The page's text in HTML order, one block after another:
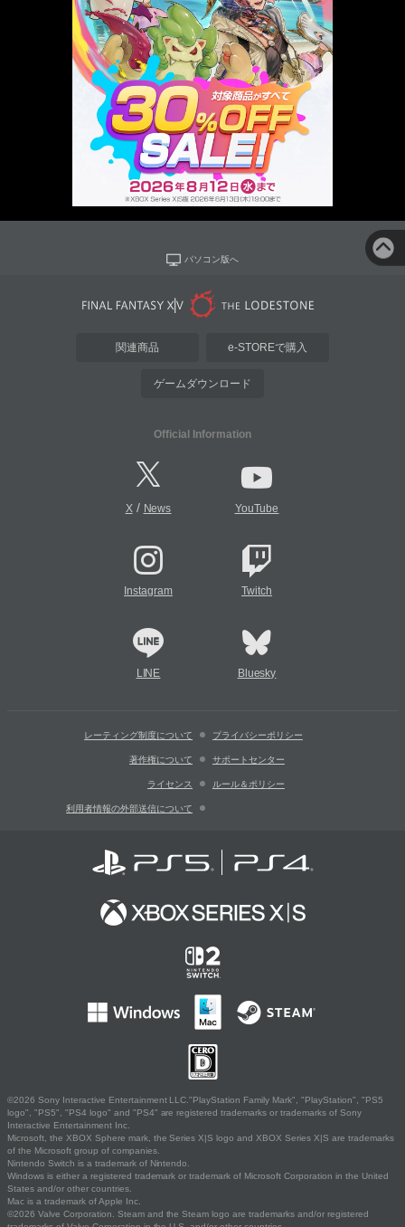
パソコン版へ
関連商品 e-STOREで購入
ゲームダウンロード
Official Information
X/ News YouTube
Instagram Twitch
LINE Bluesky
レーティング制度について プライバシーポリシー
著作権について サポートセンター
ライセンス ルール＆ポリシー
利用者情報の外部送信について
©2026 Sony Interactive Entertainment LLC."PlayStation Family Mark", "PlayStation", "PS5
logo", "PS5", "PS4 logo" and "PS4" are registered trademarks or trademarks of Sony
Interactive Entertainment Inc.
Microsoft, the XBOX Sphere mark, the Series X|S logo and XBOX Series X|S are trademarks
of the Microsoft group of companies.
Nintendo Switch is a trademark of Nintendo.
Windows is either a registered trademark or trademark of Microsoft Corporation in the United
States and/or other countries.
Mac is a trademark of Apple Inc.
©2026 Valve Corporation. Steam and the Steam logo are trademarks and/or registered